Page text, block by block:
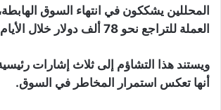
المحللين يشككون في انتهاء السوق
العملة للتراجع نحو 78 ألف دولار خلال الأيام الماضية.
ويستند هذا التشاؤم إلى ثلاث إشارات
أنها تعكس استمرار المخاطر في السوق.